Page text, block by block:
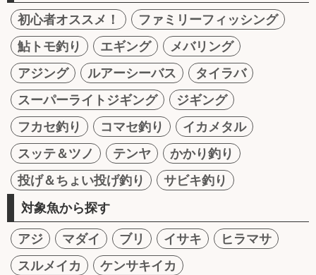
初心者オススメ！
ファミリーフィッシング
鮎トモ釣り
エギング
メバリング
アジング
ルアーシーバス
タイラバ
スーパーライトジギング
ジギング
フカセ釣り
コマセ釣り
イカメタル
スッテ＆ツノ
テンヤ
かかり釣り
投げ＆ちょい投げ釣り
サビキ釣り
対象魚から探す
アジ マダイ ブリ イサキ
ヒラマサ
スルメイカ
ケンサキイカ